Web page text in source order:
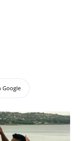
Google